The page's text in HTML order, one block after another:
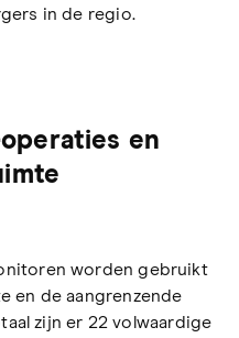
in de regio.
en
worden gebruikt
en de aangrenzende
zijn er 22 volwaardige